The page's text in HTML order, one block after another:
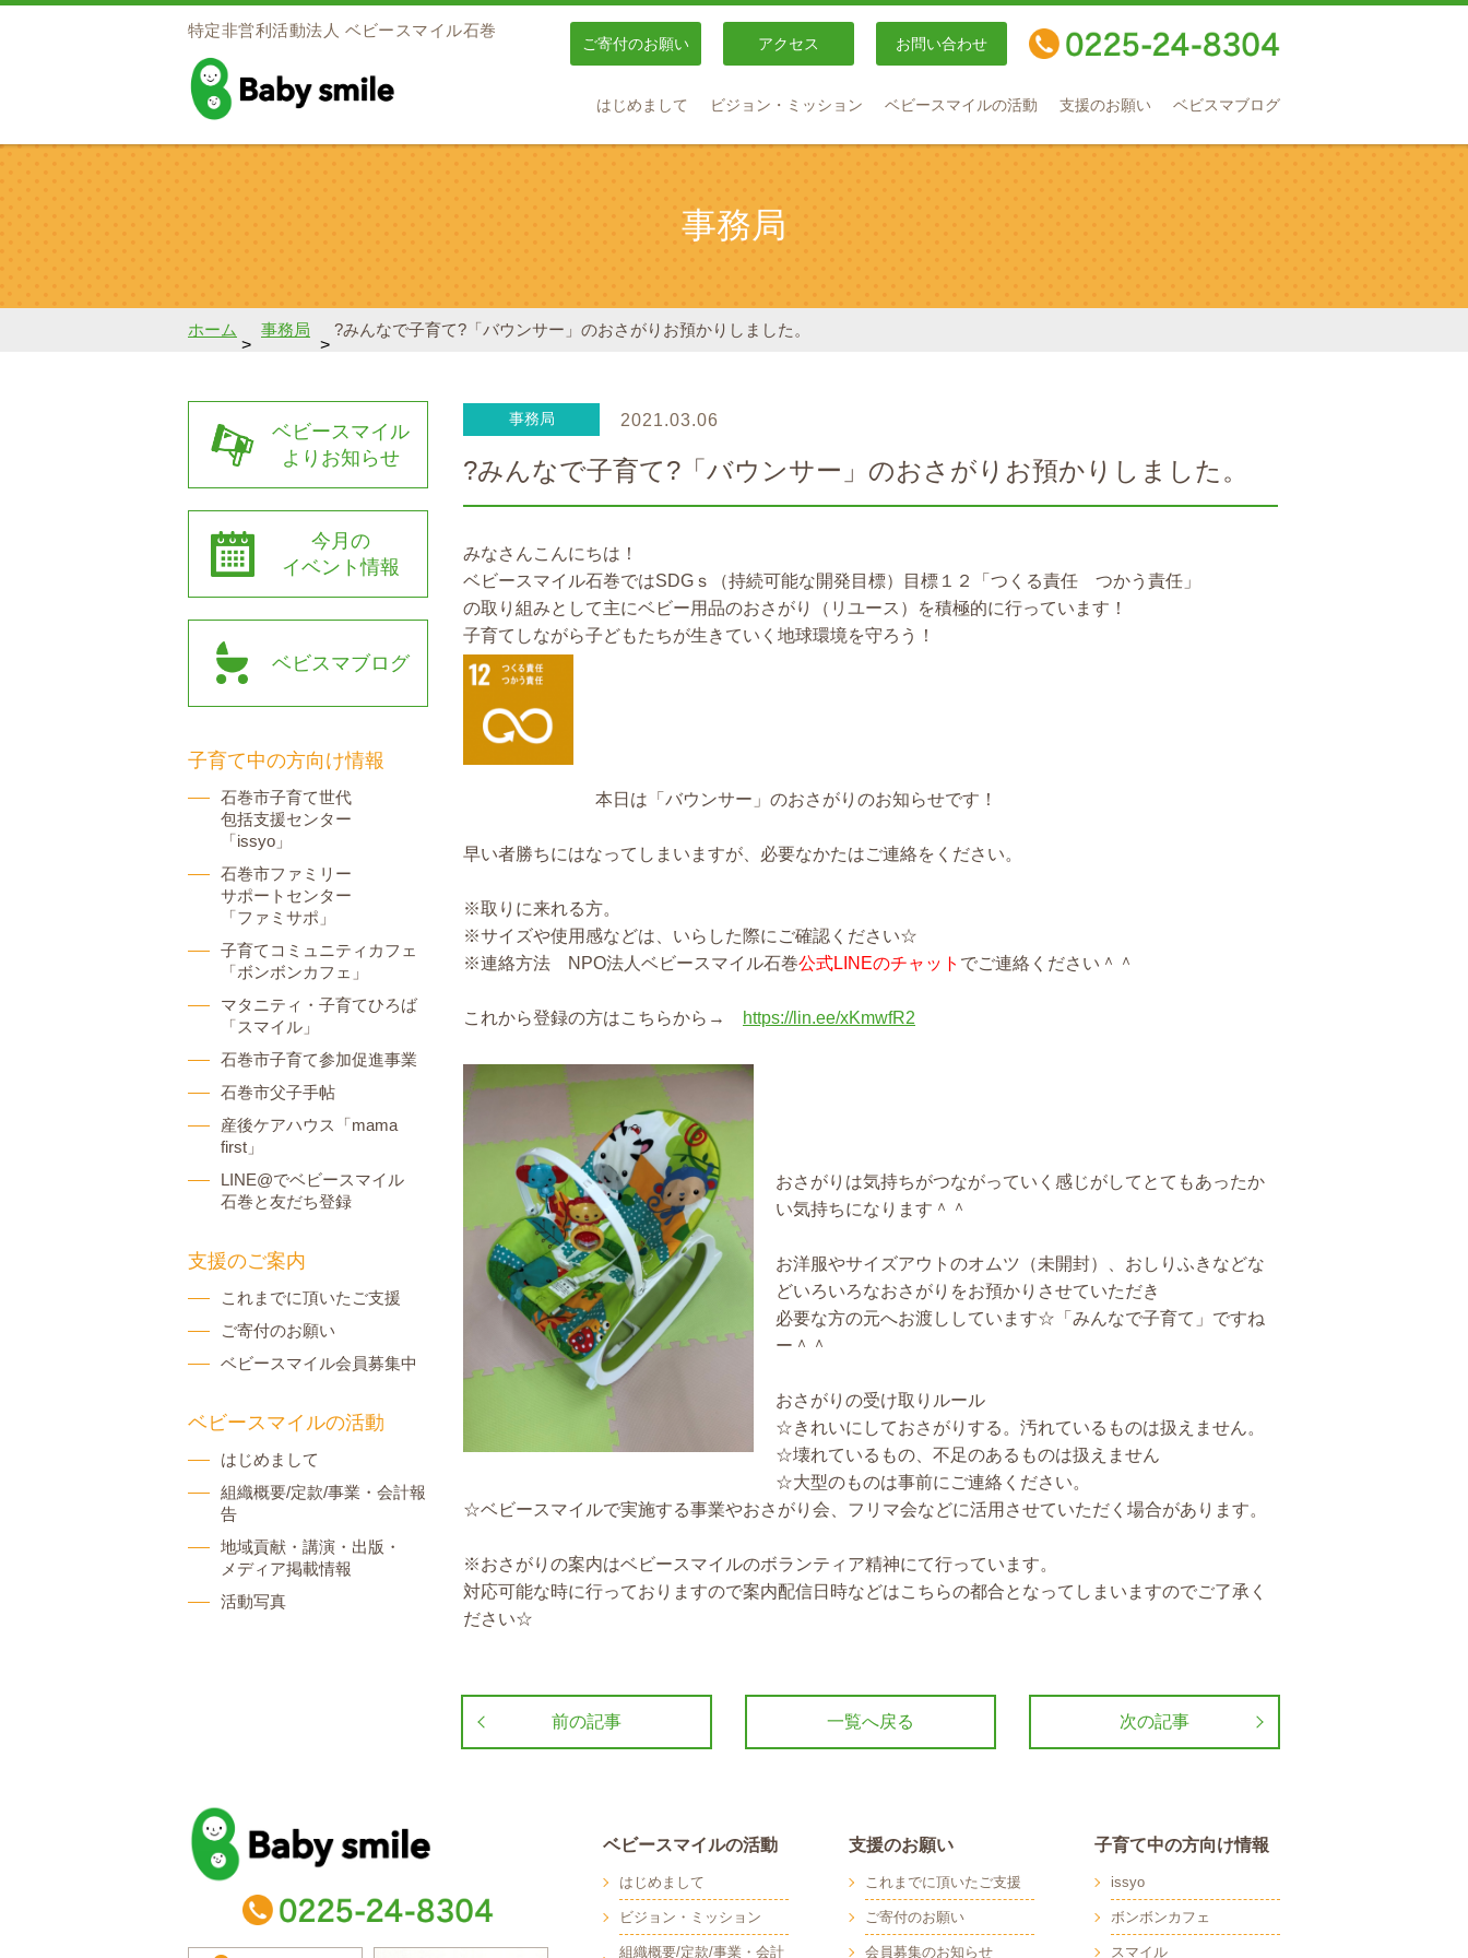
特定非営利活動法人 ベビースマイル石巻
ご寄付のお願い アクセス お問い合わせ
はじめまして ビジョン・ミッション ベビースマイルの活動 支援のお願い ベビスマブログ
事務局
ホーム
>
事務局
>
?みんなで子育て?「バウンサー」のおさがりお預かりしました。
事務局 2021.03.06
?みんなで子育て?「バウンサー」のおさがりお預かりしました。
みなさんこんにちは！
ベビースマイル石巻ではSDGｓ（持続可能な開発目標）目標１２「つくる責任 つかう責任」
の取り組みとして主にベビー用品のおさがり（リユース）を積極的に行っています！
子育てしながら子どもたちが生きていく地球環境を守ろう！
本日は「バウンサー」のおさがりのお知らせです！
早い者勝ちにはなってしまいますが、必要なかたはご連絡をください。
※取りに来れる方。
※サイズや使用感などは、いらした際にご確認ください☆
※連絡方法 NPO法人ベビースマイル石巻公式LINEのチャット でご連絡ください＾＾
これから登録の方はこちらから→ https://lin.ee/xKmwfR2
おさがりは気持ちがつながっていく感じがしてとてもあったか
い気持ちになります＾＾
お洋服やサイズアウトのオムツ（未開封）、おしりふきなどな
どいろいろなおさがりをお預かりさせていただき
必要な方の元へお渡ししています☆「みんなで子育て」ですね
ー＾＾
おさがりの受け取りルール
☆きれいにしておさがりする。汚れているものは扱えません。
☆壊れているもの、不足のあるものは扱えません
☆大型のものは事前にご連絡ください。
☆ベビースマイルで実施する事業やおさがり会、フリマ会などに活用させていただく場合があります。
※おさがりの案内はベビースマイルのボランティア精神にて行っています。
対応可能な時に行っておりますので案内配信日時などはこちらの都合となってしまいますのでご了承く
ださい☆
前の記事 次の記事
一覧へ戻る
ベビースマイル
よりお知らせ
今月の
イベント情報
ベビスマブログ
子育て中の方向け情報
石巻市子育て世代
包括支援センター
「issyo」
石巻市ファミリー
サポートセンター
「ファミサポ」
子育てコミュニティカフェ
「ボンボンカフェ」
マタニティ・子育てひろば
「スマイル」
石巻市子育て参加促進事業
石巻市父子手帖
産後ケアハウス「mama
first」
LINE@でベビースマイル
石巻と友だち登録
支援のご案内
これまでに頂いたご支援
ご寄付のお願い
ベビースマイル会員募集中
ベビースマイルの活動
はじめまして
組織概要/定款/事業・会計報
告
地域貢献・講演・出版・
メディア掲載情報
活動写真
baby smile
ベビースマイルの活動
はじめまして
ビジョン・ミッション
組織概要/定款/事業・会計
支援のお願い
これまでに頂いたご支援
ご寄付のお願い
会員募集のお知らせ
子育て中の方向け情報
issyo
ボンボンカフェ
スマイル